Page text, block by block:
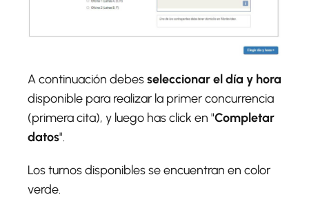
A continuación debesseleccionar el día y hora
disponible para realizar la primer concurrencia
(primera cita), y luego has click en "Completar
datos".
Los turnos disponibles se encuentran en color
verde.